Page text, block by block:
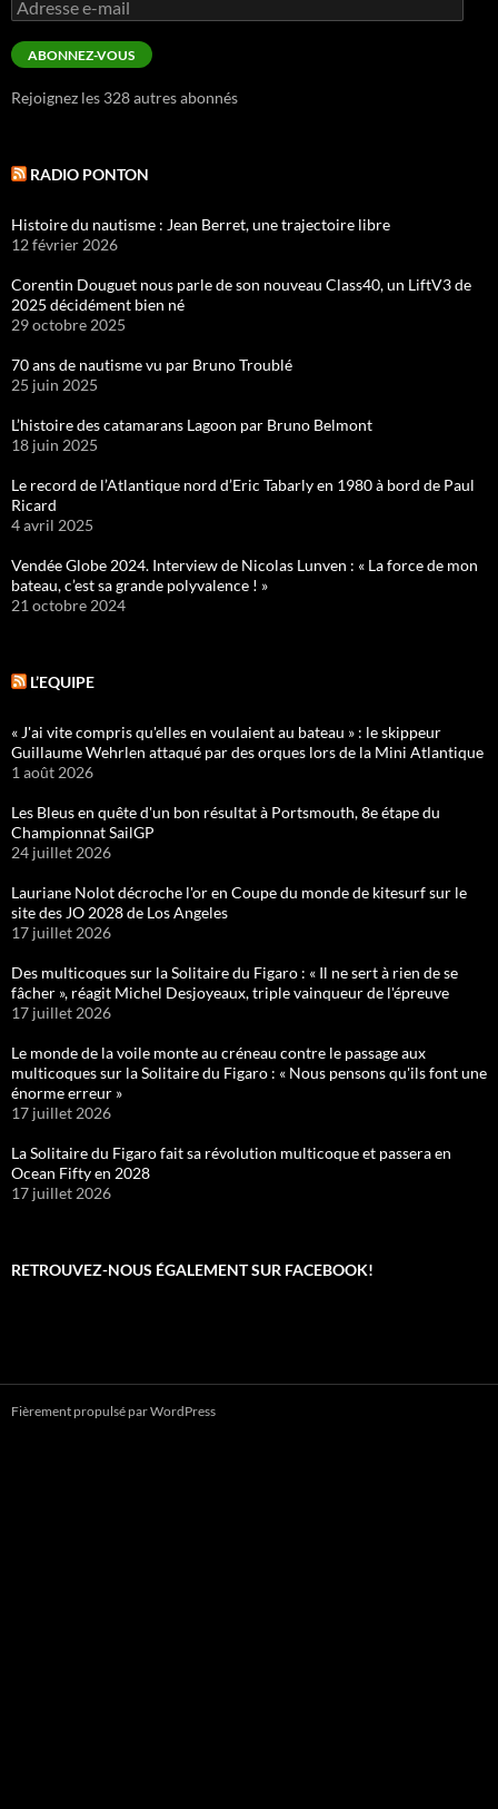
e-
mail
ABONNEZ-VOUS
Rejoignez les 328 autres abonnés
RADIO PONTON
Histoire du nautisme : Jean Berret, une trajectoire libre
12 février 2026
Corentin Douguet nous parle de son nouveau Class40, un LiftV3 de
2025 décidément bien né
29 octobre 2025
70 ans de nautisme vu par Bruno Troublé
25 juin 2025
L’histoire des catamarans Lagoon par Bruno Belmont
18 juin 2025
Le record de l’Atlantique nord d’Eric Tabarly en 1980 à bord de Paul
Ricard
4 avril 2025
Vendée Globe 2024. Interview de Nicolas Lunven : « La force de mon
bateau, c’est sa grande polyvalence ! »
21 octobre 2024
L’EQUIPE
« J'ai vite compris qu'elles en voulaient au bateau » : le skippeur
Guillaume Wehrlen attaqué par des orques lors de la Mini Atlantique
1 août 2026
Les Bleus en quête d'un bon résultat à Portsmouth, 8e étape du
Championnat SailGP
24 juillet 2026
Lauriane Nolot décroche l'or en Coupe du monde de kitesurf sur le
site des JO 2028 de Los Angeles
17 juillet 2026
Des multicoques sur la Solitaire du Figaro : « Il ne sert à rien de se
fâcher », réagit Michel Desjoyeaux, triple vainqueur de l'épreuve
17 juillet 2026
Le monde de la voile monte au créneau contre le passage aux
multicoques sur la Solitaire du Figaro : « Nous pensons qu'ils font une
énorme erreur »
17 juillet 2026
La Solitaire du Figaro fait sa révolution multicoque et passera en
Ocean Fifty en 2028
17 juillet 2026
RETROUVEZ-NOUS ÉGALEMENT SUR FACEBOOK!
Fièrement propulsé par WordPress